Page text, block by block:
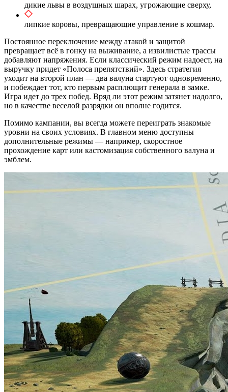
дикие львы в воздушных шарах, угрожающие сверху,
липкие коровы, превращающие управление в кошмар.
Постоянное переключение между атакой и защитой
превращает всё в гонку на выживание, а извилистые трассы
добавляют напряжения. Если классический режим надоест, на
выручку придет «Полоса препятствий». Здесь стратегия
уходит на второй план — два валуна стартуют одновременно,
и побеждает тот, кто первым расплющит генерала в замке.
Игра идет до трех побед. Вряд ли этот режим затянет надолго,
но в качестве веселой разрядки он вполне годится.
Помимо кампании, вы всегда можете переиграть знакомые
уровни на своих условиях. В главном меню доступны
дополнительные режимы — например, скоростное
прохождение карт или кастомизация собственного валуна и
эмблем.